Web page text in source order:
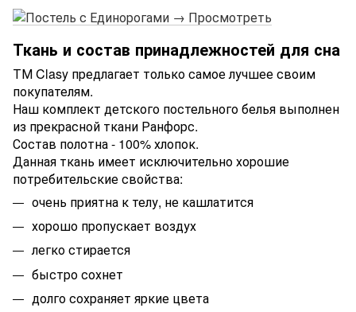
Ткань и состав принадлежностей для сна
ТМ Clasy предлагает только самое лучшее своим
покупателям.
Наш комплект детского постельного белья выполнен
из прекрасной ткани Ранфорс.
Состав полотна - 100% хлопок.
Данная ткань имеет исключительно хорошие
потребительские свойства:
очень приятна к телу, не кашлатится
хорошо пропускает воздух
легко стирается
быстро сохнет
долго сохраняет яркие цвета